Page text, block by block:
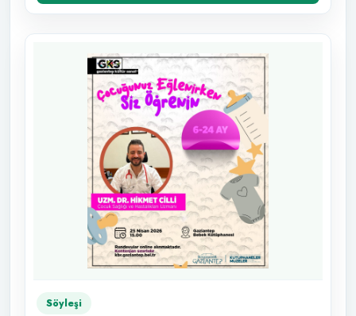
Söyleşi